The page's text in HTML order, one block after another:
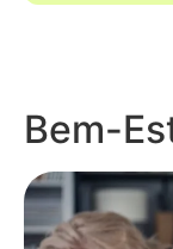
Bem-